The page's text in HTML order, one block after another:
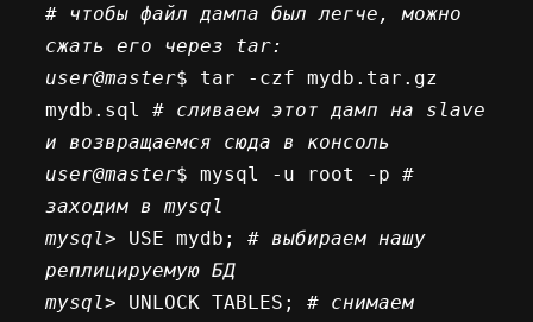
# чтобы файл дампа был легче, можно
сжать его через tar:
user@master$ tar -czf mydb.tar.gz
mydb.sql # сливаем этот дамп на slave
и возвращаемся сюда в консоль
user@master$ mysql -u root -p #
заходим в mysql
mysql> USE mydb; # выбираем нашу
реплицируемую БД
mysql> UNLOCK TABLES;
# снимаем